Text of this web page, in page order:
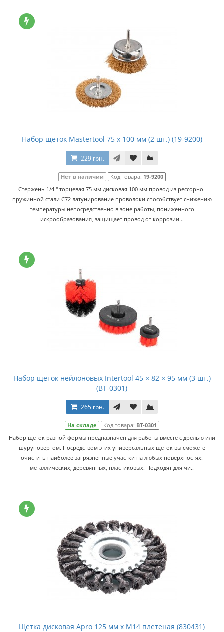
Набор щеток Mastertool 75 x 100 мм (2 шт.) (19-9200)
229 грн.
Нет в наличии Код товара: 19-9200
Стержень 1/4 '' торцевая 75 мм дисковая 100 мм провод из рессорно-
пружинной стали C72 латунирование проволоки способствует снижению
температуры непосредственно в зоне работы, пониженного
искрообразования, защищает провод от коррозии...
Набор щеток нейлоновых Intertool 45 × 82 × 95 мм (3 шт.)
(BT-0301)
265 грн.
На складе Код товара: BT-0301
Набор щеток разной формы предназначен для работы вместе с дрелью или
шуруповертом. Посредством этих универсальных щеток вы сможете
очистить наиболее загрязненные участки на любых поверхностях:
металлических, деревянных, пластиковых. Подходят для чи..
Щетка дисковая Apro 125 мм x М14 плетеная (830431)